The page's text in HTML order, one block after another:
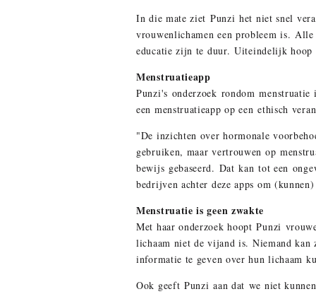
In die mate ziet Punzi het niet snel
vrouwenlichamen een probleem is.
educatie zijn te duur. Uiteindelijk
Menstruatieapp
Punzi's onderzoek rondom
een menstruatieapp op een ethisch
"De inzichten over hormonale
gebruiken, maar vertrouwen op
bewijs gebaseerd. Dat kan tot een
bedrijven achter deze apps om
Menstruatie is geen zwakte
Met haar onderzoek hoopt Punzi
lichaam niet de vijand is. Niemand
informatie te geven over hun lichaam
Ook geeft Punzi aan dat we niet